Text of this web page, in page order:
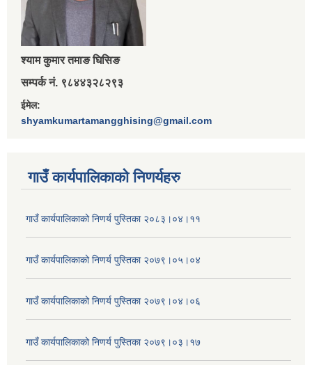
श्‍याम कुमार तमाङ घिसिङ
सम्पर्क नं. ९८४४३२८२९३
ईमेल:
shyamkumartamangghising@gmail.com
गाउँ कार्यपालिकाकाे निणर्यहरु
गाउँ कार्यपालिकाको निणर्य पुस्तिका २०८३।०४।११
गाउँ कार्यपालिकाको निणर्य पुस्तिका २०७९।०५।०४
गाउँ कार्यपालिकाको निणर्य पुस्तिका २०७९।०४।०६
गाउँ कार्यपालिकाको निणर्य पुस्तिका २०७९।०३।१७